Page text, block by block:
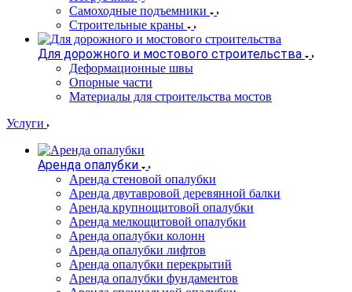
Самоходные подъемники
Строительные краны
Для дорожного и мостового строительства
Деформационные швы
Опорные части
Материалы для строительства мостов
Услуги
Аренда опалубки
Аренда стеновой опалубки
Аренда двутавровой деревянной балки
Аренда крупнощитовой опалубки
Аренда мелкощитовой опалубки
Аренда опалубки колонн
Аренда опалубки лифтов
Аренда опалубки перекрытий
Аренда опалубки фундаментов